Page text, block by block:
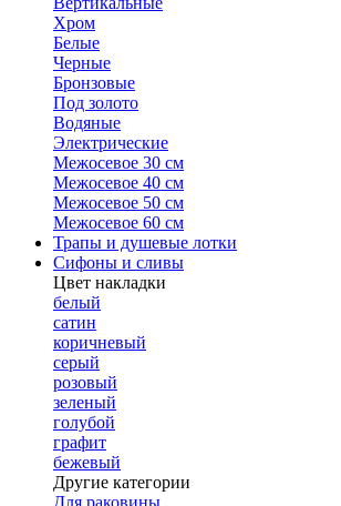
Хром
Белые
Черные
Бронзовые
Под золото
Водяные
Электрические
Межосевое 30 см
Межосевое 40 см
Межосевое 50 см
Межосевое 60 см
Трапы и душевые лотки
Сифоны и сливы
Цвет накладки
белый
сатин
коричневый
серый
розовый
зеленый
голубой
графит
бежевый
Другие категории
Для раковины